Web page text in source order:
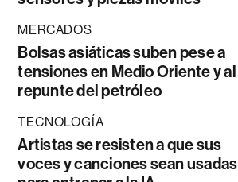
MERCADOS
Bolsas asiáticas suben pese a
tensiones en Medio Oriente y al
repunte del petróleo
TECNOLOGÍA
Artistas se resisten a que sus
voces y canciones sean usadas